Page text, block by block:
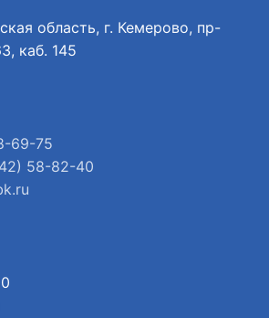
область, г. Кемерово, пр-
каб. 145
69-75
58-82-40